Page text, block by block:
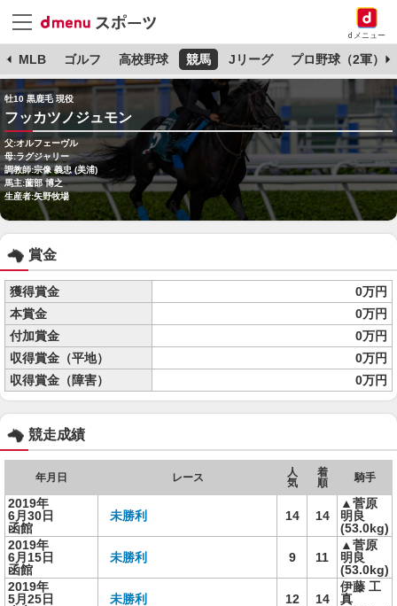
dメニュー
MLB ゴルフ 高校野球 競馬 Jリーグ プロ野球（2軍）
牡10 黒鹿毛 現役
フッカツノジュモン
父:オルフェーヴル
母:ラグジャリー
調教師:宗像 義忠 (美浦)
馬主:薗部 博之
生産者:矢野牧場
賞金
獲得賞金
0万円
本賞金
0万円
付加賞金
0万円
収得賞金（平地）
0万円
収得賞金（障害）
0万円
競走成績
年月日 レース
人
気
着
順
騎手
2019年
6月30日
函館
未勝利 14 14
▲菅原
明良
(53.0kg)
2019年
6月15日
函館
未勝利 9 11
▲菅原
明良
(53.0kg)
2019年
5月25日
未勝利 12 14
伊藤 工
真